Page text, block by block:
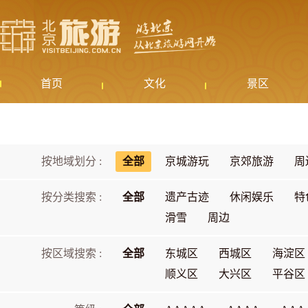
首页 文化 景区
按地域划分 : 全部 京城游玩 京郊旅游 周
按分类搜索 : 全部 遗产古迹 休闲娱乐
特
滑雪
周边
按区域搜索 : 全部 东城区 西城区
海淀区
顺义区
大兴区 平谷区